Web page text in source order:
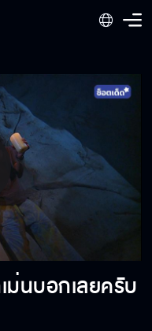
ม่นบอกเลยครับ
นต่อไป
ญิงดู